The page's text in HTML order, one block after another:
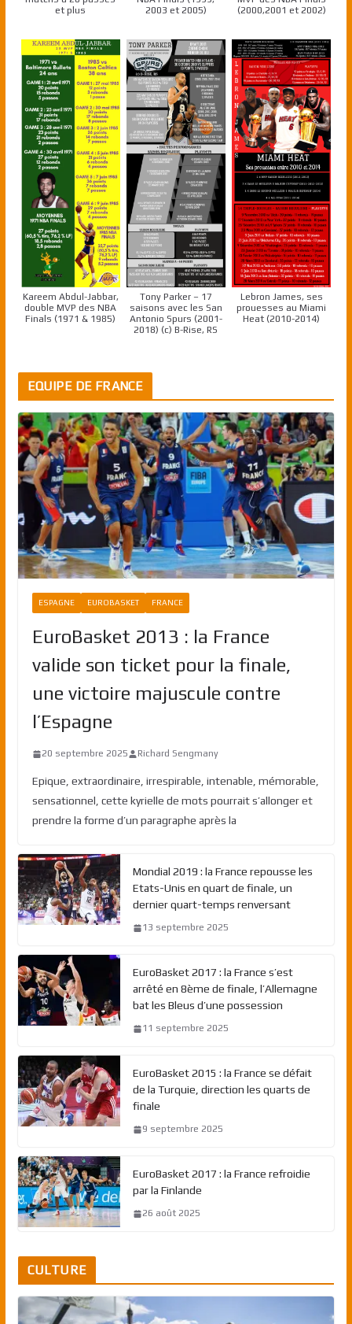
et plus
2003 et 2005)
(2000,2001 et 2002)
Kareem Abdul-Jabbar,
double MVP des NBA
Finals (1971 & 1985)
Tony Parker – 17
saisons avec les San
Antonio Spurs (2001-
2018) (c) B-Rise, RS
Lebron James, ses
prouesses au Miami
Heat (2010-2014)
EQUIPE DE FRANCE
ESPAGNE EUROBASKET FRANCE
EuroBasket 2013 : la France
valide son ticket pour la finale,
une victoire majuscule contre
l’Espagne
20 septembre 2025 Richard Sengmany
Epique, extraordinaire, irrespirable, intenable, mémorable,
sensationnel, cette kyrielle de mots pourrait s’allonger et
prendre la forme d’un paragraphe après la
Mondial 2019 : la France repousse les
Etats-Unis en quart de finale, un
dernier quart-temps renversant
13 septembre 2025
EuroBasket 2017 : la France s’est
arrêté en 8ème de finale, l’Allemagne
bat les Bleus d’une possession
11 septembre 2025
EuroBasket 2015 : la France se défait
de la Turquie, direction les quarts de
finale
9 septembre 2025
EuroBasket 2017 : la France refroidie
par la Finlande
26 août 2025
CULTURE